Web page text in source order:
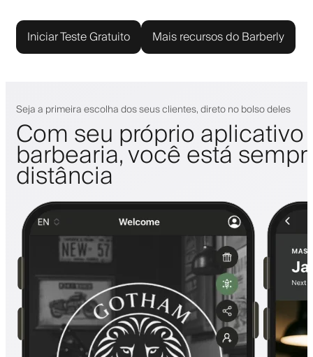
Iniciar Teste Gratuito Mais recursos do Barberly
Seja a primeira escolha dos seus clientes, direto no bolso deles
Com seu próprio
barbearia, você está
distância